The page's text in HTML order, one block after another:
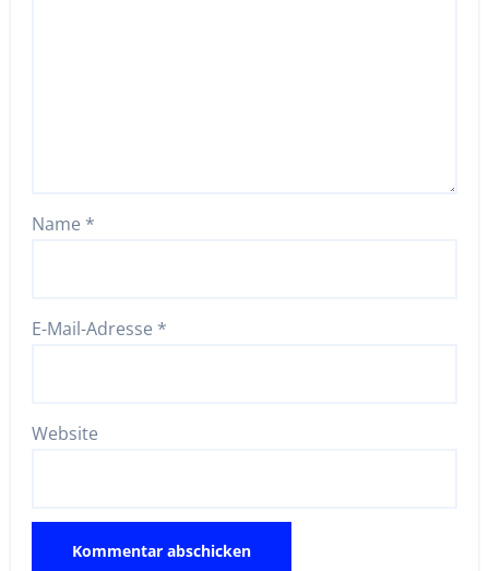
Name *
E-Mail-Adresse *
Website